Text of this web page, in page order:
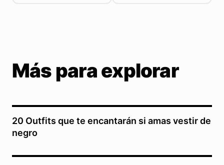
Más para explorar
20 Outfits que te encantarán si amas vestir de
negro